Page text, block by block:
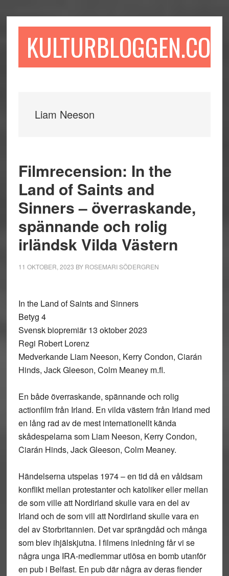
till
till
sidofältet
till
KULTURBLOGGEN.COM
Liam Neeson
Filmrecension: In the
Land of Saints and
Sinners – överraskande,
spännande och rolig
irländsk Vilda Västern
11 OKTOBER, 2023 BY ROSEMARI SÖDERGREN
In the Land of Saints and Sinners
Betyg 4
Svensk biopremiär 13 oktober 2023
Regi Robert Lorenz
Medverkande Liam Neeson, Kerry Condon, Ciarán
Hinds, Jack Gleeson, Colm Meaney m.fl.
En både överraskande, spännande och rolig
actionfilm från Irland. En vilda västern från Irland med
en lång rad av de mest internationellt kända
skådespelarna som Liam Neeson, Kerry Condon,
Ciarán Hinds, Jack Gleeson, Colm Meaney.
Händelserna utspelas 1974 – en tid då en våldsam
konflikt mellan protestanter och katoliker eller mellan
de som ville att Nordirland skulle vara en del av
Irland och de som vill att Nordirland skulle vara en
del av Storbritannien. Det var sprängdåd och många
som blev ihjälskjutna. I filmens inledning får vi se
några unga IRA-medlemmar utlösa en bomb utanför
en pub i Belfast. En pub där några av deras fiender